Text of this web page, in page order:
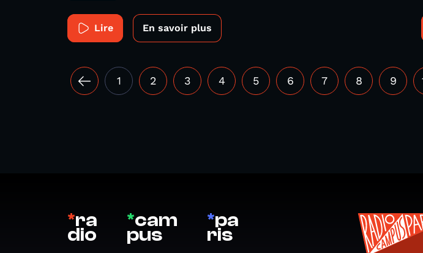
Lire En savoir plus
1 2 3 4 5 6 7 8 9
*ra
dio
*cam
pus
*pa
ris